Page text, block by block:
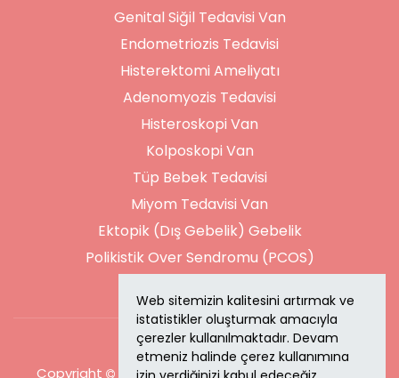
Genital Siğil Tedavisi Van
Endometriozis Tedavisi
Histerektomi Ameliyatı
Adenomyozis Tedavisi
Histeroskopi Van
Kolposkopi Van
Tüp Bebek Tedavisi
Miyom Tedavisi Van
Ektopik (Dış Gebelik) Gebelik
Polikistik Over Sendromu (PCOS)
Copyright 2026Op. Dr. Kasım Turan.Jinekoloji ve
Web sitemizin kalitesini artırmak ve
istatistikler oluşturmak amacıyla
çerezler kullanılmaktadır. Devam
etmeniz halinde çerez kullanımına